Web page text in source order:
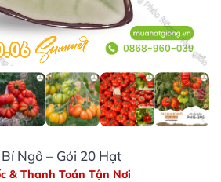
Ngô – Gói 20 Hạt
& Thanh Toán Tận Nơi